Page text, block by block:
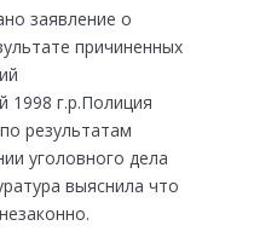
заявление о
причиненных
1998 г.р.Полиция
результатам
уголовного дела
выяснила что